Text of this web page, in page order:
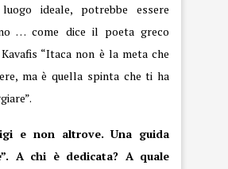
ideale, potrebbe essere
… come dice il poeta greco
“Itaca non è la meta che
ma è quella spinta che ti ha
e non altrove. Una guida
A chi è dedicata? A quale